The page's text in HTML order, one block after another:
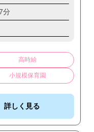
分
高時給
小規模保育園
詳しく見る